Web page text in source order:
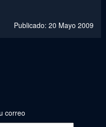
Publicado: 20 Mayo 2009
correo